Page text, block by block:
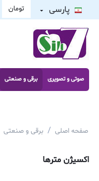
پارسی تومان
صوتی و تصویری برقی و صنعتی
صفحه اصلی / برقی و صنعتی
اکسیژن مترها